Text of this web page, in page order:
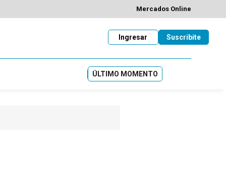
Mercados Online
Suscribite
Ingresar
ÚLTIMO MOMENTO